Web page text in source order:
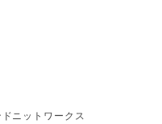
ニットワークス